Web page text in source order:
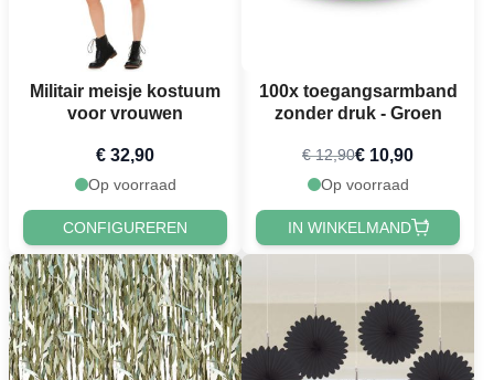
Militair meisje kostuum
voor vrouwen
€ 32,90
Op voorraad
CONFIGUREREN
100x toegangsarmband
zonder druk - Groen
€ 12,90€ 10,90
Op voorraad
IN WINKELMAND